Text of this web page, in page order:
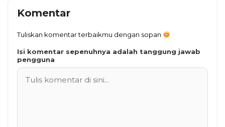
Komentar
Tuliskan komentar terbaikmu dengan sopan
Isi komentar sepenuhnya adalah tanggung jawab
pengguna